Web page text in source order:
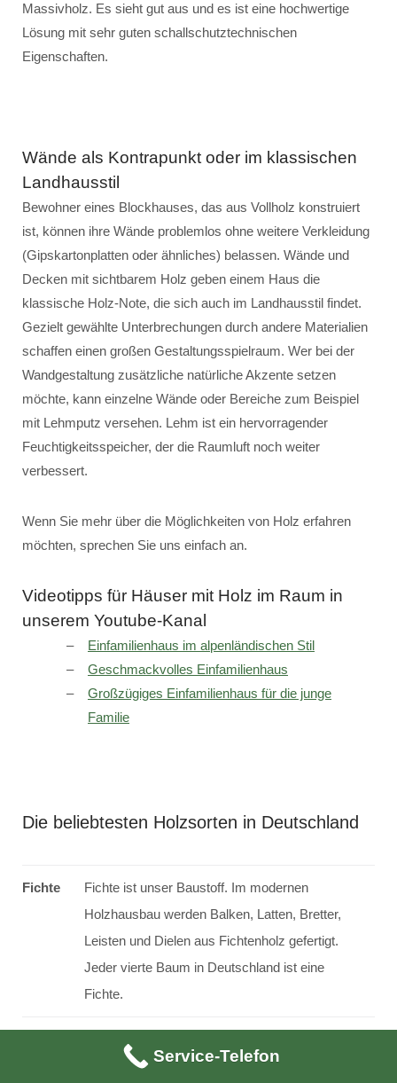
Massivholz. Es sieht gut aus und es ist eine hochwertige
Lösung mit sehr guten schallschutztechnischen
Eigenschaften.
Wände als Kontrapunkt oder im klassischen
Landhausstil
Bewohner eines Blockhauses, das aus Vollholz konstruiert
ist, können ihre Wände problemlos ohne weitere Verkleidung
(Gipskartonplatten oder ähnliches) belassen. Wände und
Decken mit sichtbarem Holz geben einem Haus die
klassische Holz-Note, die sich auch im Landhausstil findet.
Gezielt gewählte Unterbrechungen durch andere Materialien
schaffen einen großen Gestaltungsspielraum. Wer bei der
Wandgestaltung zusätzliche natürliche Akzente setzen
möchte, kann einzelne Wände oder Bereiche zum Beispiel
mit Lehmputz versehen. Lehm ist ein hervorragender
Feuchtigkeitsspeicher, der die Raumluft noch weiter
verbessert.
Wenn Sie mehr über die Möglichkeiten von Holz erfahren
möchten, sprechen Sie uns einfach an.
Videotipps für Häuser mit Holz im Raum in
unserem Youtube-Kanal
Einfamilienhaus im alpenländischen Stil
Geschmackvolles Einfamilienhaus
Großzügiges Einfamilienhaus für die junge
Familie
Die beliebtesten Holzsorten in Deutschland
Fichte
Fichte ist unser Baustoff. Im modernen
Holzhausbau werden Balken, Latten, Bretter,
Leisten und Dielen aus Fichtenholz gefertigt.
Jeder vierte Baum in Deutschland ist eine
Fichte.
Holzhausbau als Konstruktionsholz eingesetzt.
Service-Telefon